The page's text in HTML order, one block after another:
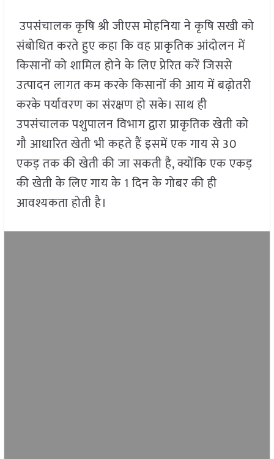
उपसंचालक कृषि श्री जीएस मोहनिया ने कृषि सखी को
संबोधित करते हुए कहा कि वह प्राकृतिक आंदोलन में
किसानों को शामिल होने के लिए प्रेरित करें जिससे
उत्पादन लागत कम करके किसानों की आय में बढ़ोतरी
करके पर्यावरण का संरक्षण हो सके। साथ ही
उपसंचालक पशुपालन विभाग द्वारा प्राकृतिक खेती को
गौ आधारित खेती भी कहते हैं इसमें एक गाय से 30
एकड़ तक की खेती की जा सकती है, क्योंकि एक एकड़
की खेती के लिए गाय के 1 दिन के गोबर की ही
आवश्यकता होती है।